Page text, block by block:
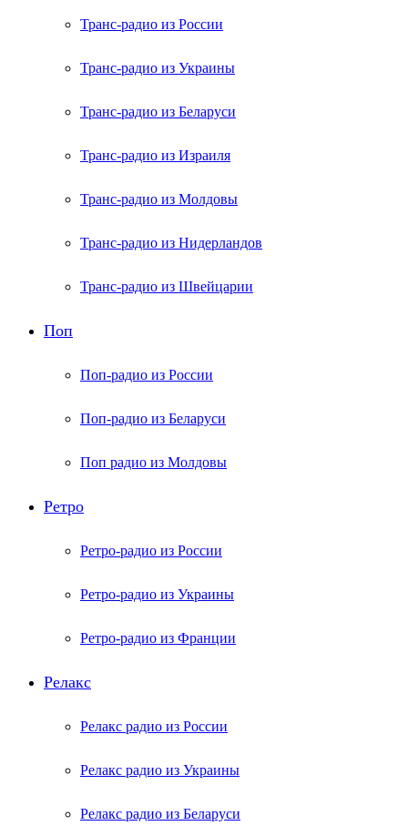
Транс-радио из России
Транс-радио из Украины
Транс-радио из Беларуси
Транс-радио из Израиля
Транс-радио из Молдовы
Транс-радио из Нидерландов
Транс-радио из Швейцарии
Поп
Поп-радио из России
Поп-радио из Беларуси
Поп радио из Молдовы
Ретро
Ретро-радио из России
Ретро-радио из Украины
Ретро-радио из Франции
Релакс
Релакс радио из России
Релакс радио из Украины
Релакс радио из Беларуси